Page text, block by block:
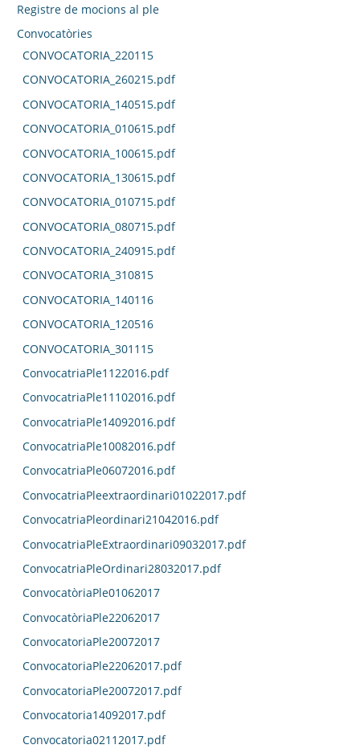
Registre de mocions al ple
Convocatòries
CONVOCATORIA_220115
CONVOCATORIA_260215.pdf
CONVOCATORIA_140515.pdf
CONVOCATORIA_010615.pdf
CONVOCATORIA_100615.pdf
CONVOCATORIA_130615.pdf
CONVOCATORIA_010715.pdf
CONVOCATORIA_080715.pdf
CONVOCATORIA_240915.pdf
CONVOCATORIA_310815
CONVOCATORIA_140116
CONVOCATORIA_120516
CONVOCATORIA_301115
ConvocatriaPle1122016.pdf
ConvocatriaPle11102016.pdf
ConvocatriaPle14092016.pdf
ConvocatriaPle10082016.pdf
ConvocatriaPle06072016.pdf
ConvocatriaPleextraordinari01022017.pdf
ConvocatriaPleordinari21042016.pdf
ConvocatriaPleExtraordinari09032017.pdf
ConvocatriaPleOrdinari28032017.pdf
ConvocatòriaPle01062017
ConvocatòriaPle22062017
ConvocatoriaPle20072017
ConvocatoriaPle22062017.pdf
ConvocatoriaPle20072017.pdf
Convocatoria14092017.pdf
Convocatoria02112017.pdf